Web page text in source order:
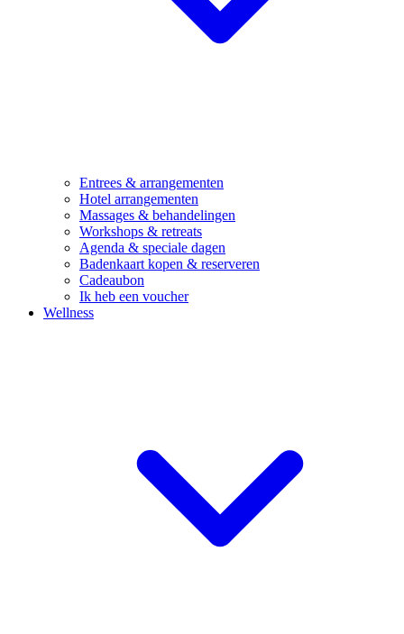
Entrees & arrangementen
Hotel arrangementen
Massages & behandelingen
Workshops & retreats
Agenda & speciale dagen
Badenkaart kopen & reserveren
Cadeaubon
Ik heb een voucher
Wellness